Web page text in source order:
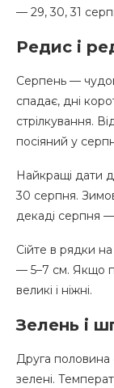
— 29, 30, 31
Редис і
Серпень —
спадає, дні
стрілкування.
посіяний у
Найкращі дати
30 серпня.
декаді серпня
Сійте в рядки
— 5–7 см. Якщо
великі і ніжні.
Зелень і
Друга половина
зелені.